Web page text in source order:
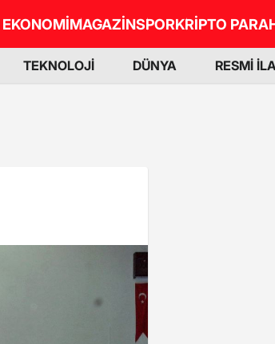
EKONOMİMAGAZİNSPORKRİPTO PARA
TEKNOLOJİ DÜNYA RESMİ